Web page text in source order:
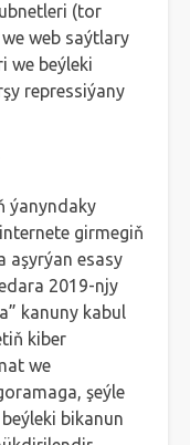
(tor
web saýtlary
we beýleki
repressiýany
ýanyndaky
girmegiň
aşyrýan esasy
2019-njy
kanuny kabul
kiber
we
şeýle
bikanun